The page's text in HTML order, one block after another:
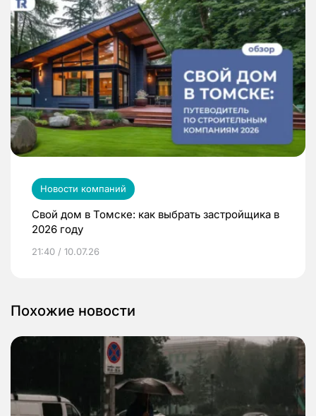
Новости компаний
Свой дом в Томске: как выбрать застройщика в
2026 году
21:40 / 10.07.26
Похожие новости